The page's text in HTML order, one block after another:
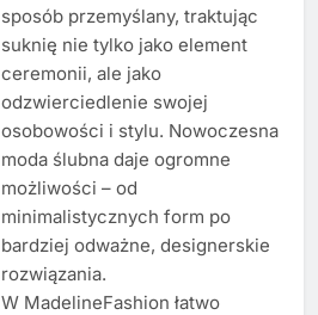
sposób przemyślany, traktując
suknię nie tylko jako element
ceremonii, ale jako
odzwierciedlenie swojej
osobowości i stylu. Nowoczesna
moda ślubna daje ogromne
możliwości – od
minimalistycznych form po
bardziej odważne, designerskie
rozwiązania.
W MadelineFashion łatwo